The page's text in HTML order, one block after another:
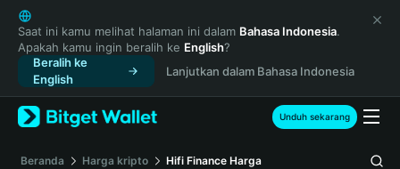
English
日本語
Tiếng Việt
Русский
Español (Latinoamérica)
Türkçe
Français
Saat ini kamu melihat halaman ini dalam Bahasa Indonesia.
Apakah kamu ingin beralih ke English?
Beralih ke
English
Lanjutkan dalam Bahasa Indonesia
Unduh sekarang
Beranda Harga kripto Hifi Finance Harga